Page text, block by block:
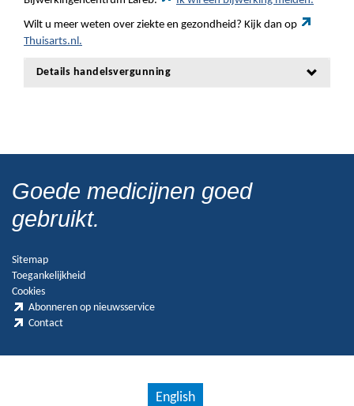
Wilt u meer weten over ziekte en gezondheid? Kijk dan op
Thuisarts.nl.
Details handelsvergunning
Goede medicijnen goed
gebruikt.
Sitemap
Toegankelijkheid
Cookies
Abonneren op nieuwsservice
Contact
English